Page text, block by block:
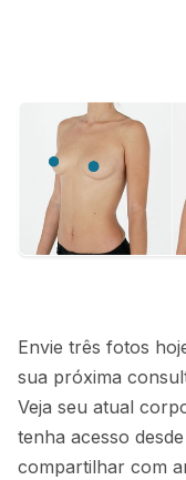
Envie três fotos
sua próxima
Veja seu atual
tenha acesso
compartilhar com